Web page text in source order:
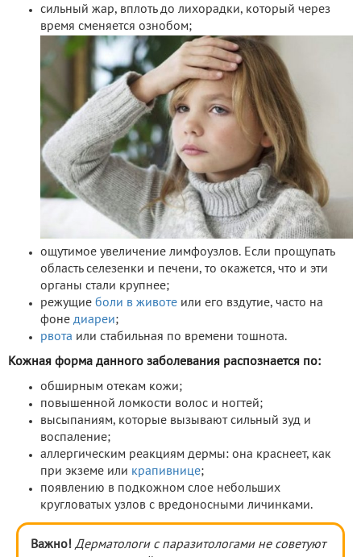
сильный жар, вплоть до лихорадки, который через
время сменяется ознобом;
ощутимое увеличение лимфоузлов. Если прощупать
область селезенки и печени, то окажется, что и эти
органы стали крупнее;
режущие боли в животе или его вздутие, часто на
фоне диареи;
рвота или стабильная по времени тошнота.
Кожная форма данного заболевания распознается по:
обширным отекам кожи;
повышенной ломкости волос и ногтей;
высыпаниям, которые вызывают сильный зуд и
воспаление;
аллергическим реакциям дермы: она краснеет, как
при экземе или крапивнице;
появлению в подкожном слое небольших
кругловатых узлов с вредоносными личинками.
Важно! Дерматологи с паразитологами не советуют